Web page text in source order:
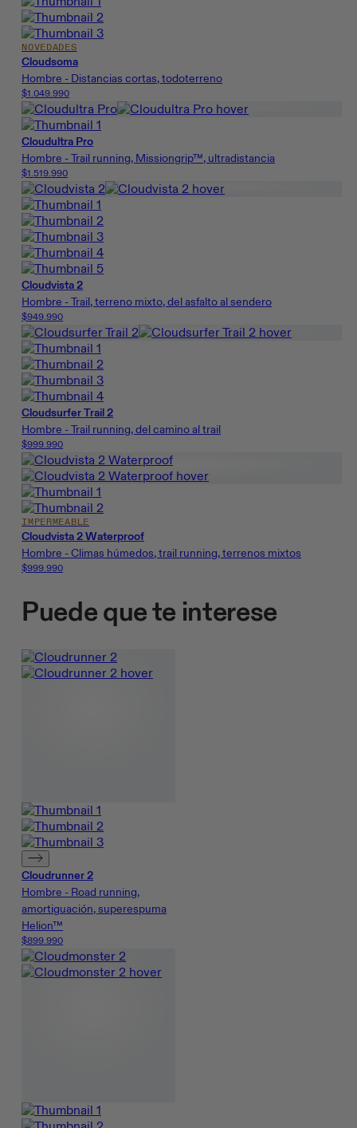
NOVEDADES
Cloudsoma
Hombre - Distancias cortas, todoterreno
$1.049.990
Cloudultra Pro
Hombre - Trail running, Missiongrip™, ultradistancia
$1.519.990
Cloudvista 2
Hombre - Trail, terreno mixto, del asfalto al sendero
$949.990
Cloudsurfer Trail 2
Hombre - Trail running, del camino al trail
$999.990
IMPERMEABLE
Cloudvista 2 Waterproof
Hombre - Climas húmedos, trail running, terrenos mixtos
$999.990
Puede que te interese
Cloudrunner 2
Hombre - Road running,
amortiguación, superespuma
Helion™
$899.990